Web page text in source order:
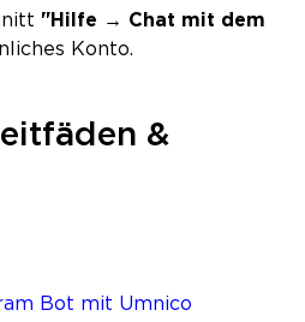
"Hilfe → Chat mit dem
Konto.
&
Bot mit Umnico